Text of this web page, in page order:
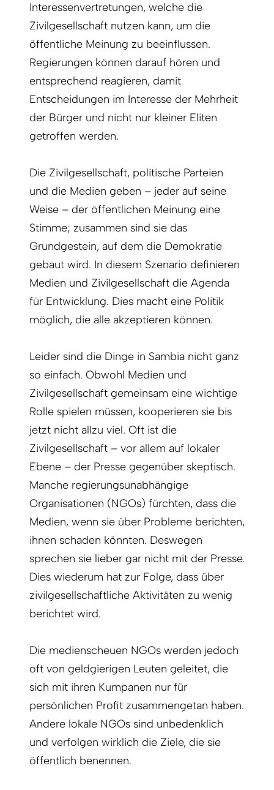
Interessenvertretungen, welche die
Zivilgesellschaft nutzen kann, um die
öffentliche Meinung zu beeinflussen.
Regierungen können darauf hören und
entsprechend reagieren, damit
Entscheidungen im Interesse der Mehrheit
der Bürger und nicht nur kleiner Eliten
getroffen werden.
Die Zivilgesellschaft, politische Parteien
und die Medien geben – jeder auf seine
Weise – der öffentlichen Meinung eine
Stimme; zusammen sind sie das
Grundgestein, auf dem die Demokratie
gebaut wird. In diesem Szenario definieren
Medien und Zivilgesellschaft die Agenda
für Entwicklung. Dies macht eine Politik
möglich, die alle akzeptieren können.
Leider sind die Dinge in Sambia nicht ganz
so einfach. Obwohl Medien und
Zivilgesellschaft gemeinsam eine wichtige
Rolle spielen müssen, kooperieren sie bis
jetzt nicht allzu viel. Oft ist die
Zivilgesellschaft – vor allem auf lokaler
Ebene – der Presse gegenüber skeptisch.
Manche regierungsunabhängige
Organisationen (NGOs) fürchten, dass die
Medien, wenn sie über Probleme berichten,
ihnen schaden könnten. Deswegen
sprechen sie lieber gar nicht mit der Presse.
Dies wiederum hat zur Folge, dass über
zivilgesellschaftliche Aktivitäten zu wenig
berichtet wird.
Die medienscheuen NGOs werden jedoch
oft von geldgierigen Leuten geleitet, die
sich mit ihren Kumpanen nur für
persönlichen Profit zusammengetan haben.
Andere lokale NGOs sind unbedenklich
und verfolgen wirklich die Ziele, die sie
öffentlich benennen.